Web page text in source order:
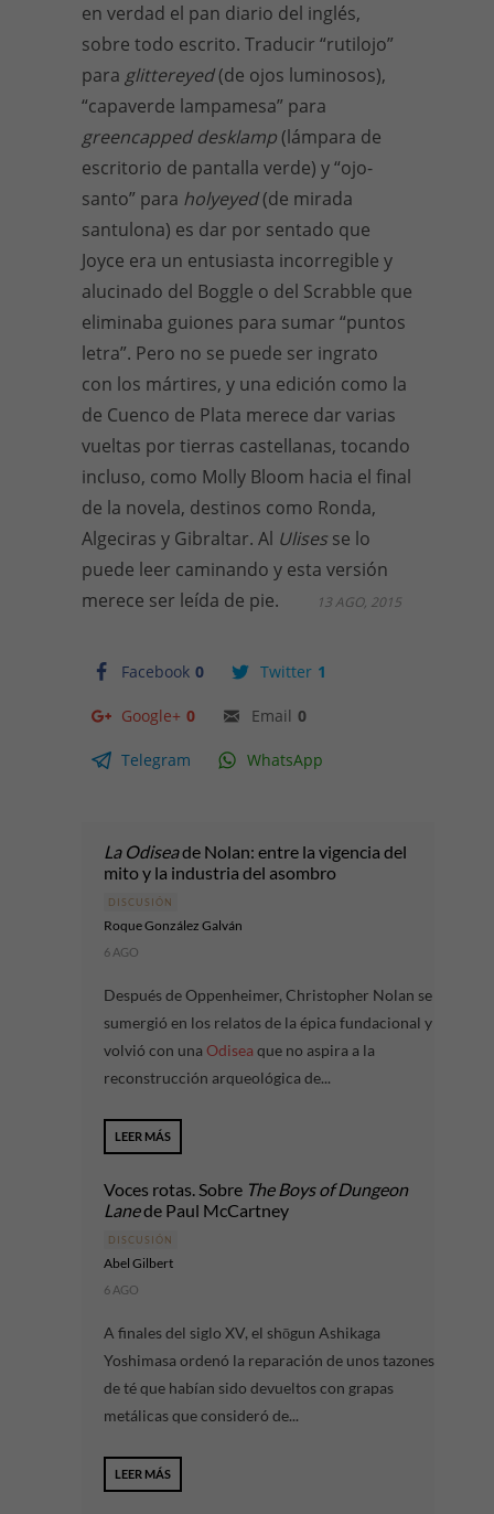
en verdad el pan diario del inglés,
sobre todo escrito. Traducir “rutilojo”
para glittereyed(de ojos luminosos),
“capaverde lampamesa” para
greencapped desklamp(lámpara de
escritorio de pantalla verde) y “ojo-
santo” para holyeyed(de mirada
santulona) es dar por sentado que
Joyce era un entusiasta incorregible y
alucinado del Boggle o del Scrabble que
eliminaba guiones para sumar “puntos
letra”. Pero no se puede ser ingrato
con los mártires, y una edición como la
de Cuenco de Plata merece dar varias
vueltas por tierras castellanas, tocando
incluso, como Molly Bloom hacia el final
de la novela, destinos como Ronda,
Algeciras y Gibraltar. Al Ulises se lo
puede leer caminando y esta versión
merece ser leída de pie.
Facebook 0 Twitter 1
Google+ 0 Email 0
Telegram WhatsApp
13 AGO, 2015
La Odiseade Nolan: entre la vigencia del
mito y la industria del asombro
DISCUSIÓN
Roque González Galván
6 AGO
Después de Oppenheimer, Christopher Nolan se
sumergió en los relatos de la épica fundacional y
volvió con una Odisea que no aspira a la
reconstrucción arqueológica de...
LEER MÁS
Voces rotas. Sobre The Boys of Dungeon
Lanede Paul McCartney
DISCUSIÓN
Abel Gilbert
6 AGO
A finales del siglo XV, el shōgun Ashikaga
Yoshimasa ordenó la reparación de unos tazones
de té que habían sido devueltos con grapas
metálicas que consideró de...
LEER MÁS